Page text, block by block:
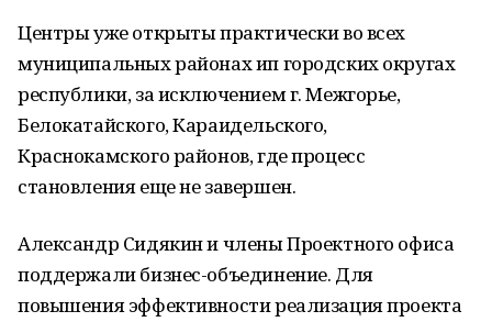
Центры уже открыты практически во всех
муниципальных районах ип городских округах
республики, за исключением г. Межгорье,
Белокатайского, Караидельского,
Краснокамского районов, где процесс
становления еще не завершен.
Александр Сидякин и члены Проектного офиса
поддержали бизнес-объединение. Для
повышения эффективности реализация проекта